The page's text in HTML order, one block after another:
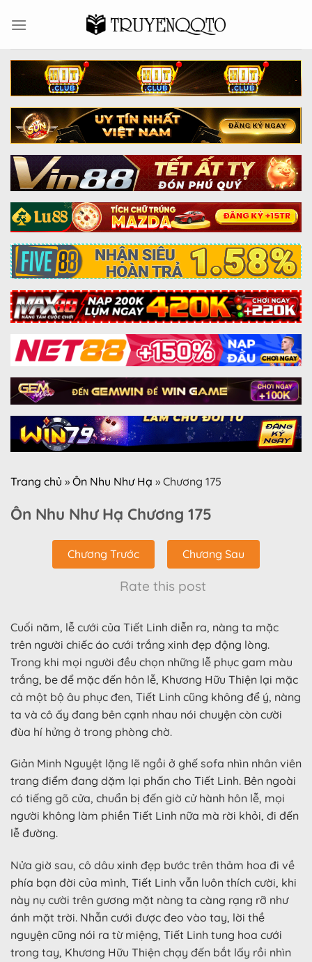
Trang chủ » Ôn Nhu Như Hạ » Chương 175
Ôn Nhu Như Hạ Chương 175
Chương Trước Chương Sau
Rate this post
Cuối năm, lễ cưới của Tiết Linh diễn ra, nàng ta mặc
trên người chiếc áo cưới trắng xinh đẹp động lòng.
Trong khi mọi người đều chọn những lễ phục gam màu
trắng, be để mặc đến hôn lễ, Khương Hữu Thiện lại mặc
cả một bộ âu phục đen, Tiết Linh cũng không để ý, nàng
ta và cô ấy đang bên cạnh nhau nói chuyện còn cười
đùa hí hửng ở trong phòng chờ.
Giản Minh Nguyệt lặng lẽ ngồi ở ghế sofa nhìn nhân viên
trang điểm đang dặm lại phấn cho Tiết Linh. Bên ngoài
có tiếng gõ cửa, chuẩn bị đến giờ cử hành hôn lễ, mọi
người không làm phiền Tiết Linh nữa mà rời khỏi, đi đến
lễ đường.
Nửa giờ sau, cô dâu xinh đẹp bước trên thảm hoa đi về
phía bạn đời của mình, Tiết Linh vẫn luôn thích cười, khi
này nụ cười trên gương mặt nàng ta càng rạng rỡ như
ánh mặt trời. Nhẫn cưới được đeo vào tay, lời thề
nguyện cũng nói ra từ miệng, Tiết Linh tung hoa cưới
trong tay, Khương Hữu Thiện chạy đến bắt lấy rồi nhìn